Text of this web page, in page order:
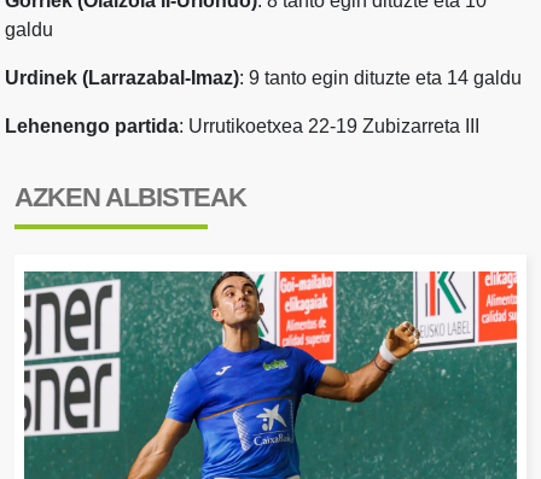
galdu
Urdinek (Larrazabal-Imaz): 9 tanto egin dituzte eta 14 galdu
Lehenengo partida: Urrutikoetxea 22-19 Zubizarreta III
AZKEN ALBISTEAK